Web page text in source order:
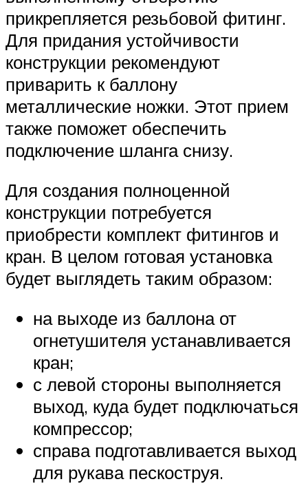
прикрепляется резьбовой фитинг.
Для придания устойчивости
конструкции рекомендуют
приварить к баллону
металлические ножки. Этот прием
также поможет обеспечить
подключение шланга снизу.
Для создания полноценной
конструкции потребуется
приобрести комплект фитингов и
кран. В целом готовая установка
будет выглядеть таким образом:
на выходе из баллона от
огнетушителя устанавливается
кран;
с левой стороны выполняется
выход, куда будет подключаться
компрессор;
справа подготавливается выход
для рукава пескоструя.